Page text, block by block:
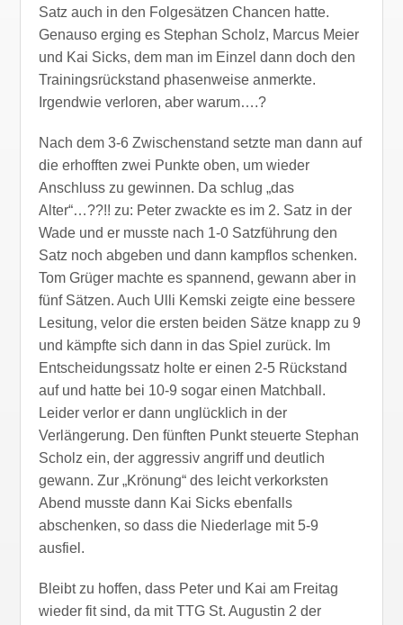
Satz auch in den Folgesätzen Chancen hatte.
Genauso erging es Stephan Scholz, Marcus Meier
und Kai Sicks, dem man im Einzel dann doch den
Trainingsrückstand phasenweise anmerkte.
Irgendwie verloren, aber warum….?
Nach dem 3-6 Zwischenstand setzte man dann auf
die erhofften zwei Punkte oben, um wieder
Anschluss zu gewinnen. Da schlug „das
Alter“…??!! zu: Peter zwackte es im 2. Satz in der
Wade und er musste nach 1-0 Satzführung den
Satz noch abgeben und dann kampflos schenken.
Tom Grüger machte es spannend, gewann aber in
fünf Sätzen. Auch Ulli Kemski zeigte eine bessere
Lesitung, velor die ersten beiden Sätze knapp zu 9
und kämpfte sich dann in das Spiel zurück. Im
Entscheidungssatz holte er einen 2-5 Rückstand
auf und hatte bei 10-9 sogar einen Matchball.
Leider verlor er dann unglücklich in der
Verlängerung. Den fünften Punkt steuerte Stephan
Scholz ein, der aggressiv angriff und deutlich
gewann. Zur „Krönung“ des leicht verkorksten
Abend musste dann Kai Sicks ebenfalls
abschenken, so dass die Niederlage mit 5-9
ausfiel.
Bleibt zu hoffen, dass Peter und Kai am Freitag
wieder fit sind, da mit TTG St. Augustin 2 der